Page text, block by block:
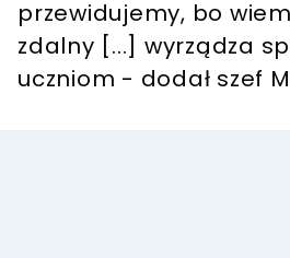
przewidujemy, bo
zdalny [...] wyrządza
uczniom - dodał szef